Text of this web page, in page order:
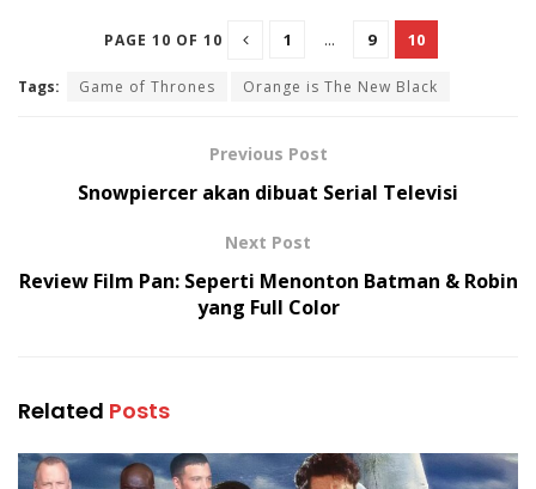
PAGE 10 OF 10 1 ... 9 10
Tags: Game of Thrones Orange is The New Black
Previous Post
Snowpiercer akan dibuat Serial Televisi
Next Post
Review Film Pan: Seperti Menonton Batman & Robin
yang Full Color
Related Posts